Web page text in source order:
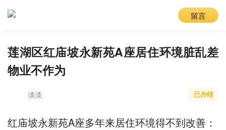
留言
莲湖区红庙坡永新苑A座居住环境脏乱差
物业不作为
淡淡 已办结
红庙坡永新苑A座多年来居住环境得不到改善：